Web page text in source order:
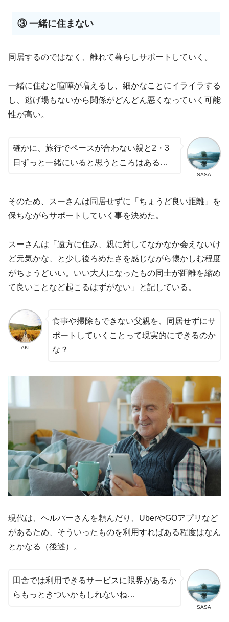
③ 一緒に住まない
同居するのではなく、離れて暮らしサポートしていく。
一緒に住むと喧嘩が増えるし、細かなことにイライラする
し、逃げ場もないから関係がどんどん悪くなっていく可能
性が高い。
SASA
確かに、旅行でペースが合わない親と2・3
日ずっと一緒にいると思うところはある…
そのため、スーさんは同居せずに「ちょうど良い距離」を
保ちながらサポートしていく事を決めた。
スーさんは「遠方に住み、親に対してなかなか会えないけ
ど元気かな、と少し後ろめたさを感じながら懐かしむ程度
がちょうどいい。いい大人になったもの同士が距離を縮め
て良いことなど起こるはずがない」と記している。
AKI
食事や掃除もできない父親を、同居せずにサ
ポートしていくことって現実的にできるのか
な？
現代は、ヘルパーさんを頼んだり、UberやGOアプリなど
があるため、そういったものを利用すればある程度はなん
とかなる（後述）。
SASA
田舎では利用できるサービスに限界があるか
らもっときついかもしれないね…